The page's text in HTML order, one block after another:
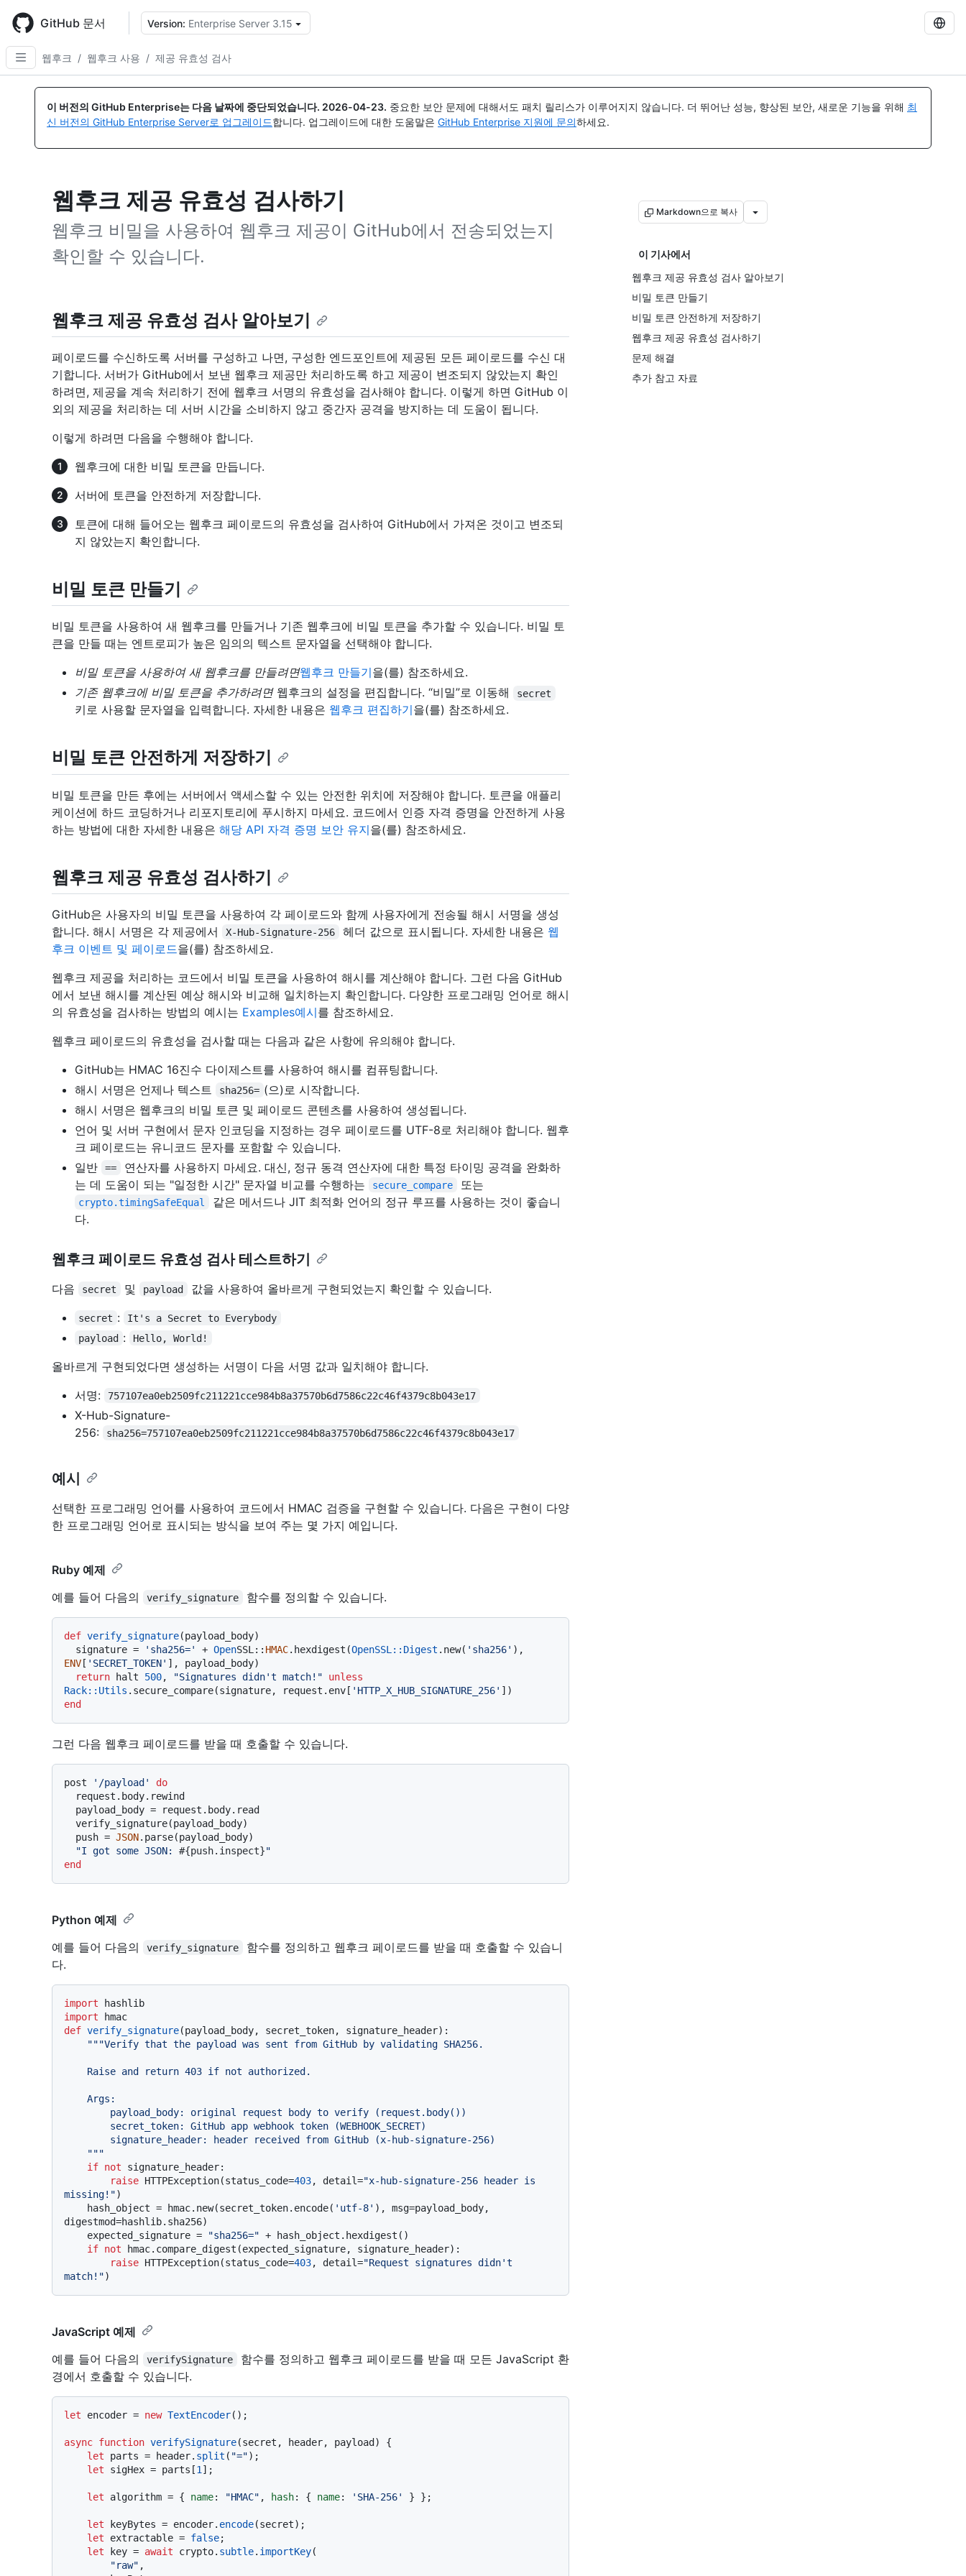
main
content
GitHub 문서 Version: Enterprise Server 3.15
웹후크
/ 웹후크 사용 / 제공 유효성 검사
이 버전의 GitHub Enterprise는 다음 날짜에 중단되었습니다. 2026-04-23. 중요한 보안 문제에 대해서도 패치 릴리스가 이루어지지 않습니다. 더 뛰어난 성능, 향상된 보안, 새로운 기능을 위해 최
신 버전의 GitHub Enterprise Server로 업그레이드합니다. 업그레이드에 대한 도움말은 GitHub Enterprise 지원에 문의하세요.
웹후크 제공 유효성 검사하기
웹후크 비밀을 사용하여 웹후크 제공이 GitHub에서 전송되었는지
확인할 수 있습니다.
Markdown으로 복사
이 기사에서
웹후크 제공 유효성 검사 알아보기
비밀 토큰 만들기
비밀 토큰 안전하게 저장하기
웹후크 제공 유효성 검사하기
문제 해결
추가 참고 자료
웹후크 제공 유효성 검사 알아보기
페이로드를 수신하도록 서버를 구성하고 나면, 구성한 엔드포인트에 제공된 모든 페이로드를 수신 대
기합니다. 서버가 GitHub에서 보낸 웹후크 제공만 처리하도록 하고 제공이 변조되지 않았는지 확인
하려면, 제공을 계속 처리하기 전에 웹후크 서명의 유효성을 검사해야 합니다. 이렇게 하면 GitHub 이
외의 제공을 처리하는 데 서버 시간을 소비하지 않고 중간자 공격을 방지하는 데 도움이 됩니다.
이렇게 하려면 다음을 수행해야 합니다.
웹후크에 대한 비밀 토큰을 만듭니다.
서버에 토큰을 안전하게 저장합니다.
토큰에 대해 들어오는 웹후크 페이로드의 유효성을 검사하여 GitHub에서 가져온 것이고 변조되
지 않았는지 확인합니다.
비밀 토큰 만들기
비밀 토큰을 사용하여 새 웹후크를 만들거나 기존 웹후크에 비밀 토큰을 추가할 수 있습니다. 비밀 토
큰을 만들 때는 엔트로피가 높은 임의의 텍스트 문자열을 선택해야 합니다.
비밀 토큰을 사용하여 새 웹후크를 만들려면웹후크 만들기을(를) 참조하세요.
기존 웹후크에 비밀 토큰을 추가하려면웹후크의 설정을 편집합니다. “비밀”로 이동해 secret
키로 사용할 문자열을 입력합니다. 자세한 내용은 웹후크 편집하기을(를) 참조하세요.
비밀 토큰 안전하게 저장하기
비밀 토큰을 만든 후에는 서버에서 액세스할 수 있는 안전한 위치에 저장해야 합니다. 토큰을 애플리
케이션에 하드 코딩하거나 리포지토리에 푸시하지 마세요. 코드에서 인증 자격 증명을 안전하게 사용
하는 방법에 대한 자세한 내용은 해당 API 자격 증명 보안 유지을(를) 참조하세요.
웹후크 제공 유효성 검사하기
GitHub은 사용자의 비밀 토큰을 사용하여 각 페이로드와 함께 사용자에게 전송될 해시 서명을 생성
합니다. 해시 서명은 각 제공에서
X-Hub-Signature-256 헤더 값으로 표시됩니다. 자세한 내용은 웹
후크 이벤트 및 페이로드을(를) 참조하세요.
웹후크 제공을 처리하는 코드에서 비밀 토큰을 사용하여 해시를 계산해야 합니다. 그런 다음 GitHub
에서 보낸 해시를 계산된 예상 해시와 비교해 일치하는지 확인합니다. 다양한 프로그래밍 언어로 해시
의 유효성을 검사하는 방법의 예시는 Examples예시를 참조하세요.
웹후크 페이로드의 유효성을 검사할 때는 다음과 같은 사항에 유의해야 합니다.
GitHub는 HMAC 16진수 다이제스트를 사용하여 해시를 컴퓨팅합니다.
해시 서명은 언제나 텍스트
sha256= (으)로 시작합니다.
해시 서명은 웹후크의 비밀 토큰 및 페이로드 콘텐츠를 사용하여 생성됩니다.
언어 및 서버 구현에서 문자 인코딩을 지정하는 경우 페이로드를 UTF-8로 처리해야 합니다. 웹후
크 페이로드는 유니코드 문자를 포함할 수 있습니다.
일반
==
연산자를 사용하지 마세요. 대신, 정규 동격 연산자에 대한 특정 타이밍 공격을 완화하
는 데 도움이 되는 "일정한 시간" 문자열 비교를 수행하는
secure_compare 또는
crypto.timingSafeEqual
같은 메서드나 JIT 최적화 언어의 정규 루프를 사용하는 것이 좋습니
다.
웹후크 페이로드 유효성 검사 테스트하기
다음 secret 및 payload 값을 사용하여 올바르게 구현되었는지 확인할 수 있습니다.
secret :
It's a Secret to Everybody
payload : Hello, World!
올바르게 구현되었다면 생성하는 서명이 다음 서명 값과 일치해야 합니다.
서명:
757107ea0eb2509fc211221cce984b8a37570b6d7586c22c46f4379c8b043e17
X-Hub-Signature-
256:
sha256=757107ea0eb2509fc211221cce984b8a37570b6d7586c22c46f4379c8b043e17
예시
선택한 프로그래밍 언어를 사용하여 코드에서 HMAC 검증을 구현할 수 있습니다. 다음은 구현이 다양
한 프로그래밍 언어로 표시되는 방식을 보여 주는 몇 가지 예입니다.
Ruby 예제
예를 들어 다음의
verify_signature 함수를 정의할 수 있습니다.
def verify_signature(payload_body)
  signature =
'sha256=' + OpenSSL:: HMAC.hexdigest(OpenSSL::Digest .new( 'sha256'
ENV [ 'SECRET_TOKEN' ], payload_body)
return halt 500, "Signatures didn't match!"
unless
Rack: :Utils .secure_compare(signature, request.env[ 'HTTP_X_HUB_SIGNATURE_256'
end
그런 다음 웹후크 페이로드를 받을 때 호출할 수 있습니다.
post '/payload'
do
  push =
JSON.parse(payload_body)
"I got some JSON: #{push.inspect}"
end
Python 예제
예를 들어 다음의
verify_signature
함수를 정의하고 웹후크 페이로드를 받을 때 호출할 수 있습니
다.
import
import
def verify_signature(payload_body, secret_token, signature_header):
"""Verify that the payload was sent from GitHub by validating SHA256.
    """
if not signature_header:
raise HTTPException(status_code=403, detail="x-hub-signature-256 header is
missing!")
    hash_object = hmac.new(secret_token.encode(
'utf-8' ), msg=payload_body,
digestmod=hashlib.sha256)
    expected_signature =
"sha256=" + hash_object.hexdigest()
if not hmac.compare_digest(expected_signature, signature_header):
raise HTTPException(status_code=403, detail="Request signatures didn't
match!"
JavaScript 예제
예를 들어 다음의
verifySignature
함수를 정의하고 웹후크 페이로드를 받을 때 모든 JavaScript 환
경에서 호출할 수 있습니다.
let encoder = new TextEncoder();
async function verifySignature(secret, header, payload ) {
let parts = header. split ( "=");
let sigHex = parts[1 ];
let algorithm = { name: "HMAC" , hash: { name: 'SHA-256' } };
let keyBytes = encoder. encode(secret);
let extractable = false;
let key = await crypto. subtle. importKey(
"raw" ,